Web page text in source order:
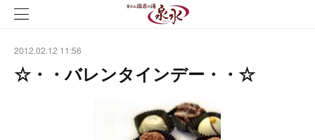
2012.02.12 11:56
☆・・バレンタインデー・・☆